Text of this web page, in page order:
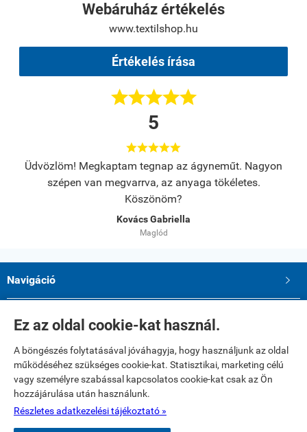
Ez az oldal cookie-kat használ.
A böngészés folytatásával jóváhagyja, hogy használjunk az oldal
működéséhez szükséges cookie-kat. Statisztikai, marketing célú
vagy személyre szabással kapcsolatos cookie-kat csak az Ön
hozzájárulása után használunk.
Részletes adatkezelési tájékoztató »
Webáruház értékelés
www.textilshop.hu
Értékelés írása

5

Üdvözlöm! Megkaptam tegnap az ágyneműt. Nagyon
szépen van megvarrva, az anyaga tökéletes.
Köszönöm?
Kovács Gabriella
Maglód
Navigáció 
Saját fiók
Elérhetőségek
Paku Andrea ev.
2234 Maglód, Dózsa György utca 39
Telefon: 06 20 321 23 77
E-mail: textilshop1@gmail.com